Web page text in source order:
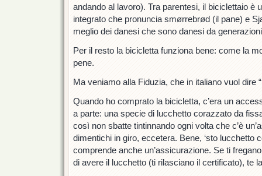
andando al lavoro). Tra parentesi, il biciclettaio è
integrato che pronuncia smørrebrød (il pane) e
meglio dei danesi che sono danesi da
Per il resto la bicicletta funziona bene: come la
pene.
Ma veniamo alla Fiduzia, che in italiano vuol dire
Quando ho comprato la bicicletta, c’era un
a parte: una specie di lucchetto corazzato da
così non sbatte tintinnando ogni volta che c’è
dimentichi in giro, eccetera. Bene, ‘sto lucchetto
comprende anche un’assicurazione. Se ti
di avere il lucchetto (ti rilasciano il certificato), te